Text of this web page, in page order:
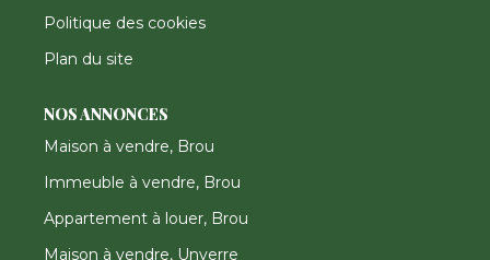
Politique des cookies
Plan du site
NOS ANNONCES
Maison à vendre, Brou
Immeuble à vendre, Brou
Appartement à louer, Brou
Maison à vendre, Unverre